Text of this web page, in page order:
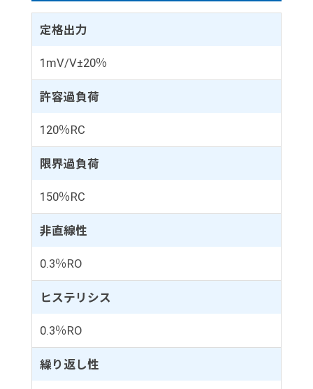
定格出力
1mV/V±20％
許容過負荷
120％RC
限界過負荷
150％RC
非直線性
0.3％RO
ヒステリシス
0.3％RO
繰り返し性